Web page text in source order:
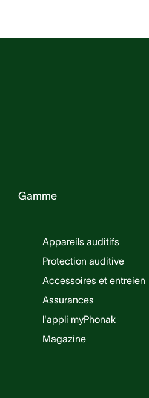
Gamme
Appareils auditifs
Protection auditive
Accessoires et entreien
Assurances
l'appli myPhonak
Magazine